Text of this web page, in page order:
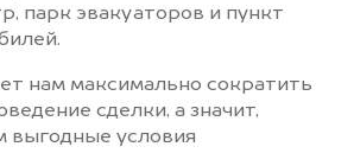
парк эвакуаторов и пункт
нам максимально сократить
сделки, а значит,
выгодные условия